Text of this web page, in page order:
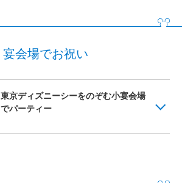
宴会場でお祝い
東京ディズニーシーをのぞむ小宴会場
でパーティー